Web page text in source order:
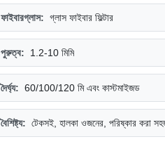
ফাইবারগ্লাস: গ্লাস ফাইবার ফিল্টার
পুরুত্ব: 1.2-10 মিমি
দৈর্ঘ্য: 60/100/120 মি এবং কাস্টমাইজড
বৈশিষ্ট্য: টেকসই, হালকা ওজনের, পরিষ্কার করা